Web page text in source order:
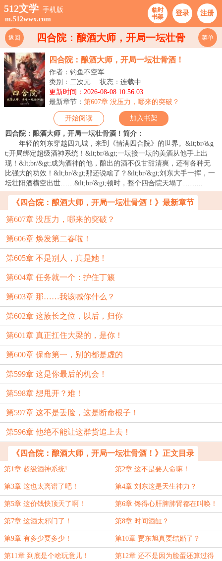
512文学 手机版
m.512wwx.com
临时
书架
登录 注册
四合院：酿酒大师，开局一坛壮骨
酒！
返回 菜单
四合院：酿酒大师，开局一坛壮骨酒！
作者：钓鱼不空军
类别：二次元
状态：连载中
更新时间：2026-08-08 10:56:03
最新章节： 第607章 没压力，哪来的突破？
开始阅读 加入书架
四合院：酿酒大师，开局一坛壮骨酒！简介：
年轻的刘东穿越四九城，来到《情满四合院》的世界。&lt;br/&g
t;开局绑定超级酒神系统！&lt;br/&gt;一坛接一坛的美酒从他手上出
现！&lt;br/&gt;成为酒神的他，酿出的酒不仅甘甜清爽，还有各种无
比强大的功效！&lt;br/&gt;那还说啥了？&lt;br/&gt;刘东大手一挥，一
坛壮阳酒横空出世……&lt;br/&gt;顿时，整个四合院天塌了……...
《四合院：酿酒大师，开局一坛壮骨酒！》最新章节
第607章 没压力，哪来的突破？
第606章 焕发第二春啦！
第605章 不是别人，真是她！
第604章 任务就一个：护住丁籁
第603章 那……我该喊你什么？
第602章 这族长之位，以后，归你
第601章 真正扛住大梁的，是你！
第600章 保命第一，别的都是虚的
第599章 这是你最后的机会！
第598章 想甩开？难！
第597章 这不是丢脸，这是断命根子！
第596章 他绝不能让这群货追上去！
《四合院：酿酒大师，开局一坛壮骨酒！》正文目录
第1章 超级酒神系统! 第2章 这不是要人命嘛！
第3章 这也太离谱了吧！ 第4章 刘东这是天生神力？
第5章 这价钱快顶天了啊！ 第6章 馋得心肝脾肺肾都在叫唤！
第7章 这酒太邪门了！ 第8章 时间酒缸？
第9章 有多少要多少！ 第10章 贾东旭真要结婚了？
第11章 到底是个啥玩意儿！ 第12章 还不是因为脸蛋还算过得